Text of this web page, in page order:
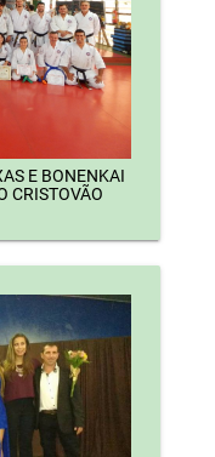
E BONENKAI
CRISTOVÃO